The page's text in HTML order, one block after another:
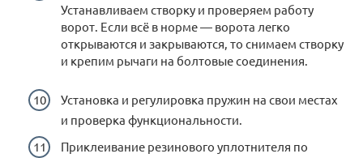
Устанавливаем створку и проверяем работу
ворот. Если всё в норме — ворота легко
открываются и закрываются, то снимаем створку
и крепим рычаги на болтовые соединения.
Установка и регулировка пружин на свои местах
и проверка функциональности.
Приклеивание резинового уплотнителя по